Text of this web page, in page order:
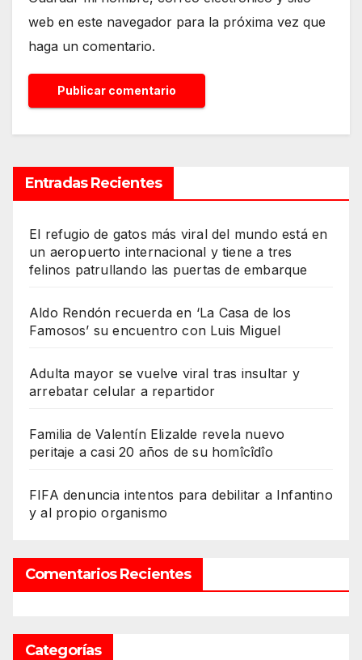
web en este navegador para la próxima vez que
haga un comentario.
Entradas Recientes
El refugio de gatos más viral del mundo está en
un aeropuerto internacional y tiene a tres
felinos patrullando las puertas de embarque
Aldo Rendón recuerda en ‘La Casa de los
Famosos’ su encuentro con Luis Miguel
Adulta mayor se vuelve viral tras insultar y
arrebatar celular a repartidor
Familia de Valentín Elizalde revela nuevo
peritaje a casi 20 años de su homîcîdîo
FIFA denuncia intentos para debilitar a Infantino
y al propio organismo
Comentarios Recientes
Categorías